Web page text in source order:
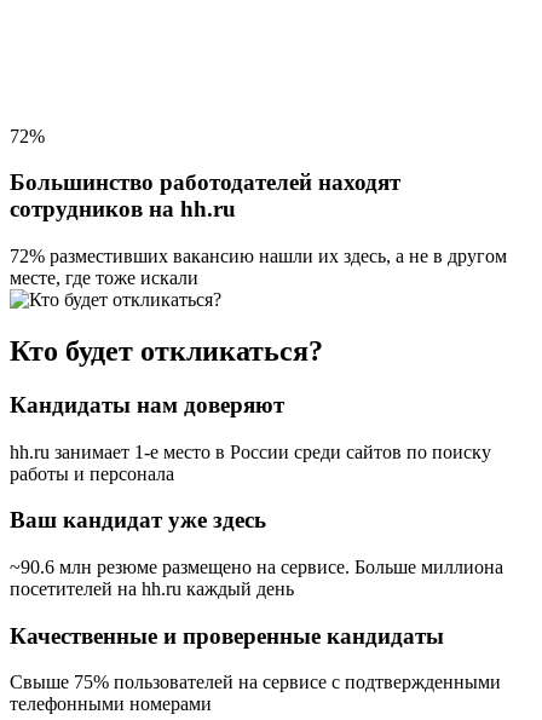
72%
Большинство работодателей находят
сотрудников на hh.ru
72% разместивших вакансию нашли их здесь, а не в другом
месте, где тоже искали
Кто будет откликаться?
Кандидаты нам доверяют
hh.ru занимает 1-е место в России среди сайтов по поиску
работы и персонала
Ваш кандидат уже здесь
~90.6 млн резюме размещено на сервисе. Больше миллиона
посетителей на hh.ru каждый день
Качественные и проверенные кандидаты
Свыше 75% пользователей на сервисе с подтвержденными
телефонными номерами